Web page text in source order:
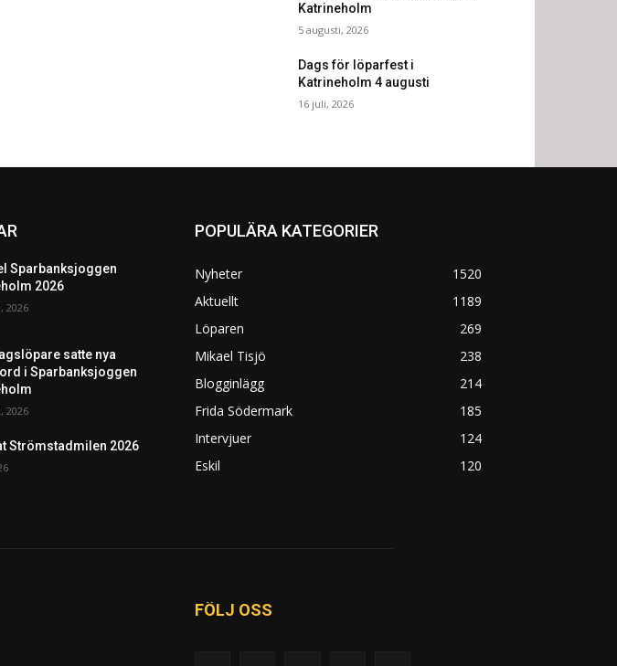
Katrineholm
5 augusti, 2026
Dags för löparfest i
Katrineholm 4 augusti
16 juli, 2026
Sparbanksjoggen
2026
2026
satte nya
i Sparbanksjoggen
2026
Strömstadmilen 2026
POPULÄRA KATEGORIER
Nyheter
1520
Aktuellt
1189
Löparen
269
Mikael Tisjö
238
Blogginlägg
214
Frida Södermark
185
Intervjuer
124
Eskil
120
FÖLJ OSS